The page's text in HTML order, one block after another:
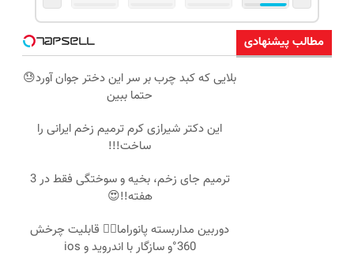
مطالب پیشنهادی
بلایی که کبد چرب بر سر این دختر جوان آورد😓
حتما ببین
این دکتر شیرازی کرم ترمیم زخم ایرانی را
ساخت!!!
ترمیم جای زخم، بخیه و سوختگی فقط در 3
هفته!!😍
دوربین مداربسته پانوراما👈🏻 قابلیت چرخش
360°و سازگار با اندروید و ios